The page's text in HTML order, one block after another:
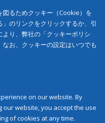
るためクッキー（Cookie）を
のリンクをクリックするか、引
り、弊社の「クッキーポリシ
お、クッキーの設定はいつでも
on our website. By
website, you accept the use
of cookies at any time.